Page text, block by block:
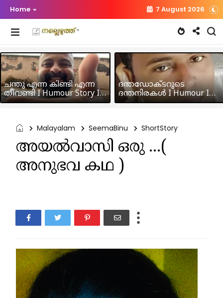
Home 7 August 2026
ചന്തു എന്ന കിണ്ടി എന്ന
തീവണ്ടി I Humour Story I
Rajeev Panicker
ദന്തഡോക്ടറുടെ
ദന്തനിരകൾ I Humour I
Hussain MK
Malayalam SeemaBinu ShortStory
അയൽവാസി ഒരു ...(
അനുഭവ കഥ )